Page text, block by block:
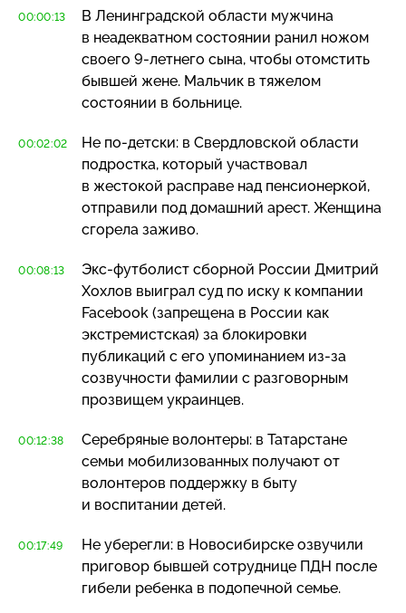
00:00:13
В Ленинградской области мужчина
в неадекватном состоянии ранил ножом
своего 9-летнего сына, чтобы отомстить
бывшей жене. Мальчик в тяжелом
состоянии в больнице.
00:02:02 Не по-детски: в Свердловской области
подростка, который участвовал
в жестокой расправе над пенсионеркой,
отправили под домашний арест. Женщина
сгорела заживо.
00:08:13 Экс-футболист сборной России Дмитрий
Хохлов выиграл суд по иску к компании
Facebook (запрещена в России как
экстремистская) за блокировки
публикаций с его упоминанием из-за
созвучности фамилии с разговорным
прозвищем украинцев.
00:12:38
Серебряные волонтеры: в Татарстане
семьи мобилизованных получают от
волонтеров поддержку в быту
и воспитании детей.
00:17:49
Не уберегли: в Новосибирске озвучили
приговор бывшей сотруднице ПДН после
гибели ребенка в подопечной семье.